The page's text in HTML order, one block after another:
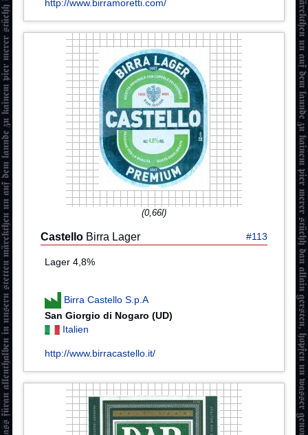
http://www.birramoretti.com/
(0,66l)
Castello Birra Lager #113
Lager 4,8%
Birra Castello S.p.A
San Giorgio di Nogaro (UD)
Italien
http://www.birracastello.it/